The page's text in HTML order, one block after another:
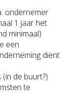
ondernemer
1 jaar het
minimaal)
een
dient
de buurt?)
te